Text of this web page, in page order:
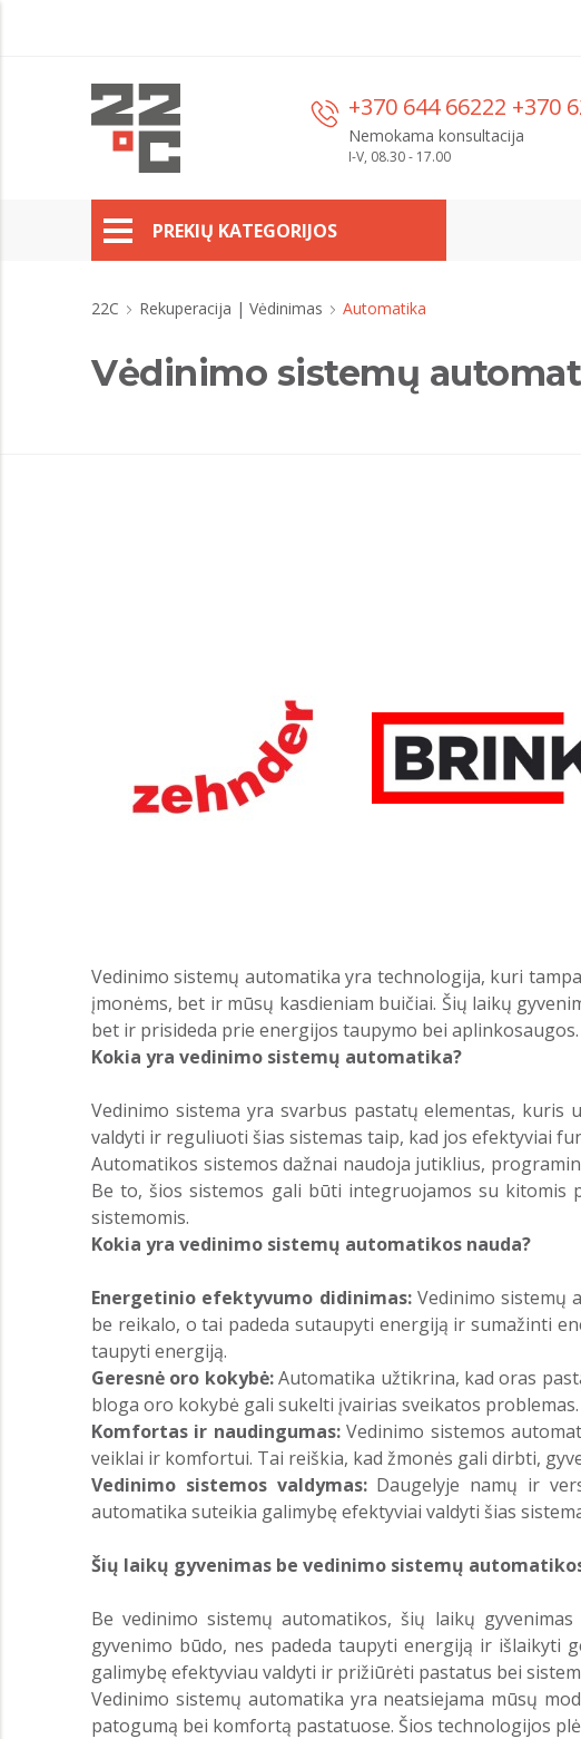
+370 644 66222 +370
Nemokama konsultacija
I-V, 08.30 - 17.00
PREKIŲ KATEGORIJOS
22C Rekuperacija | Vėdinimas Automatika
Vėdinimo sistemų
Vedinimo sistemų automatika yra technologija, kuri
įmonėms, bet ir mūsų kasdieniam buičiai. Šių laikų
bet ir prisideda prie energijos taupymo bei aplinkosaugos.
Kokia yra vedinimo sistemų automatika?
Vedinimo sistema yra svarbus pastatų elementas,
valdyti ir reguliuoti šias sistemas taip, kad jos efektyviai
Automatikos sistemos dažnai naudoja jutiklius,
Be to, šios sistemos gali būti integruojamos su kitomis
sistemomis.
Kokia yra vedinimo sistemų automatikos nauda?
Energetinio efektyvumo didinimas:Vedinimo sistemų
be reikalo, o tai padeda sutaupyti energiją ir sumažinti
taupyti energiją.
Geresnė oro kokybė:Automatika užtikrina, kad oras
bloga oro kokybė gali sukelti įvairias sveikatos problemas.
Komfortas ir naudingumas:Vedinimo sistemos
veiklai ir komfortui. Tai reiškia, kad žmonės gali dirbti,
Vedinimo sistemos valdymas:Daugelyje namų ir
automatika suteikia galimybę efektyviai valdyti šias
Šių laikų gyvenimas be vedinimo sistemų
Be vedinimo sistemų automatikos, šių laikų
gyvenimo būdo, nes padeda taupyti energiją ir išlaikyti
galimybę efektyviau valdyti ir prižiūrėti pastatus bei
Vedinimo sistemų automatika yra neatsiejama mūsų
patogumą bei komfortą pastatuose. Šios technologijos